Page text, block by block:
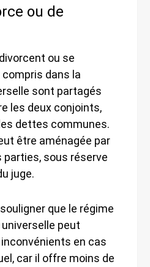
ou de
ou se
dans la
sont partagés
les deux conjoints,
dettes communes.
être aménagée par
parties, sous réserve
juge.
que le régime
peut
en cas
car il offre moins de